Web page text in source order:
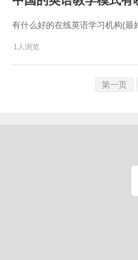
有什么好的在线英语学习机构(最
1人浏览
第一页